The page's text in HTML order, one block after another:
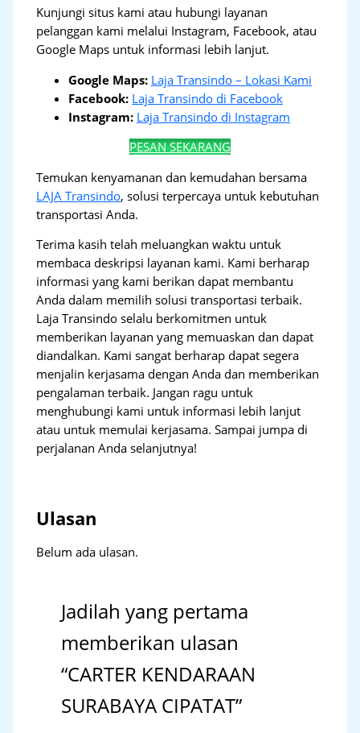
Kunjungi situs kami atau hubungi layanan
pelanggan kami melalui Instagram, Facebook, atau
Google Maps untuk informasi lebih lanjut.
Google Maps: Laja Transindo – Lokasi Kami
Facebook: Laja Transindo di Facebook
Instagram: Laja Transindo di Instagram
PESAN SEKARANG
Temukan kenyamanan dan kemudahan bersama
LAJA Transindo, solusi terpercaya untuk kebutuhan
transportasi Anda.
Terima kasih telah meluangkan waktu untuk
membaca deskripsi layanan kami. Kami berharap
informasi yang kami berikan dapat membantu
Anda dalam memilih solusi transportasi terbaik.
Laja Transindo selalu berkomitmen untuk
memberikan layanan yang memuaskan dan dapat
diandalkan. Kami sangat berharap dapat segera
menjalin kerjasama dengan Anda dan memberikan
pengalaman terbaik. Jangan ragu untuk
menghubungi kami untuk informasi lebih lanjut
atau untuk memulai kerjasama. Sampai jumpa di
perjalanan Anda selanjutnya!
Ulasan
Belum ada ulasan.
Jadilah yang pertama
memberikan ulasan
“CARTER KENDARAAN
SURABAYA CIPATAT”